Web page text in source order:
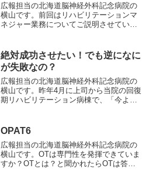
広報担当の北海道脳神経外科記念病院の
横山です。前回はリハビリテーションマ
ネジャー業務についてご説明させていた
言っていただきましたので、色々と悩み
ました。その中で結果的に...
絶対成功させたい！でも逆になに
が失敗なの？
広報担当の北海道脳神経外科記念病院の
横山です。昨年4月に上司から当院の回復
期リハビリテーション病棟で、「今より
れました。このプロジェクトでは私はプ
OPAT6
広報担当の北海道脳神経外科記念病院の
横山です。OTは専門性を発揮できていま
すか？OTとは？と聞かれたらOTは答え